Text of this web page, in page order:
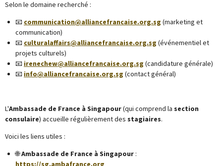
Selon le domaine recherché :
📧 communication@alliancefrancaise.org.sg (marketing et
communication)
📧 culturalaffairs@alliancefrancaise.org.sg (événementiel et
projets culturels)
📧 irenechew@alliancefrancaise.org.sg (candidature générale)
📧 info@alliancefrancaise.org.sg (contact général)
L'Ambassade de France à Singapour(qui comprend la section
consulaire) accueille régulièrement des stagiaires.
Voici les liens utiles :
🌐Ambassade de France à Singapour :
https://sg.ambafrance.org